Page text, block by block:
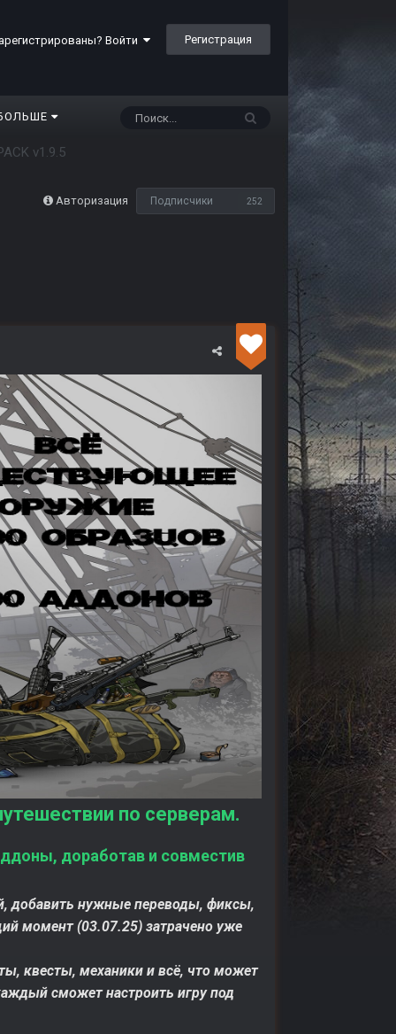
Войти Регистрация
v1.9.5
Авторизация Подписчики 252
по серверам.
доработав и совместив
добавить нужные переводы, фиксы,
момент (03.07.25) затрачено уже
квесты, механики и всё, что может
сможет настроить игру под